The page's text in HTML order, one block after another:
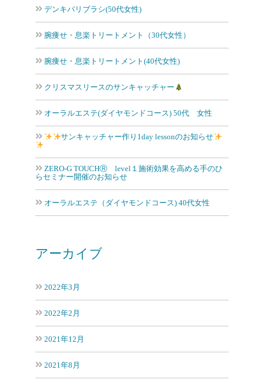
デンキバリブラシ(50代女性)
腕痩せ・息楽トリートメント（30代女性）
腕痩せ・息楽トリートメント(40代女性)
クリスマスリースのサンキャッチャー
オーラルエステ(ダイヤモンドコース) 50代 女性
サンキャッチャー作り1day lessonのお知らせ
ZERO-G TOUCHⓇ level１施術効果を高める手のひ
らセミナー開催のお知らせ
オーラルエステ（ダイヤモンドコース) 40代女性
アーカイブ
2022年3月
2022年2月
2021年12月
2021年8月